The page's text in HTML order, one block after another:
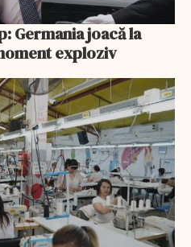
Germania joacă la
exploziv